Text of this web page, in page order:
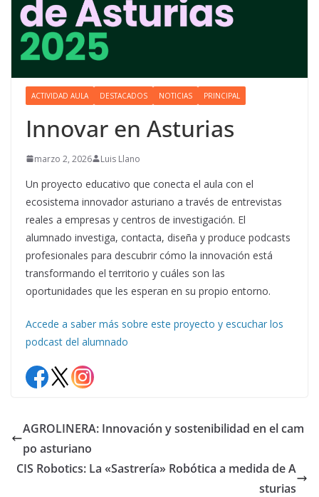
ACTIVIDAD AULA DESTACADOS NOTICIAS PRINCIPAL
Innovar en Asturias
marzo 2, 2026 Luis Llano
Un proyecto educativo que conecta el aula con el
ecosistema innovador asturiano a través de entrevistas
reales a empresas y centros de investigación. El
alumnado investiga, contacta, diseña y produce podcasts
profesionales para descubrir cómo la innovación está
transformando el territorio y cuáles son las
oportunidades que les esperan en su propio entorno.
Accede a saber más sobre este proyecto y escuchar los
podcast del alumnado
AGROLINERA: Innovación y sostenibilidad en el cam
po asturiano
CIS Robotics: La «Sastrería» Robótica a medida de A
sturias